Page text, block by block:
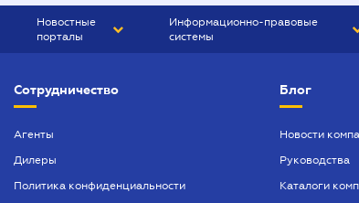
Новостные
порталы
БИЗНЕС
Информационно-правовые
системы
БУХГАЛТЕР ПРОФ
ЮРИСТ ПРОФ
Сотрудничество
Агенты
Дилеры
Политика конфиденциальности
Блог
Новости
Руководства
Каталоги